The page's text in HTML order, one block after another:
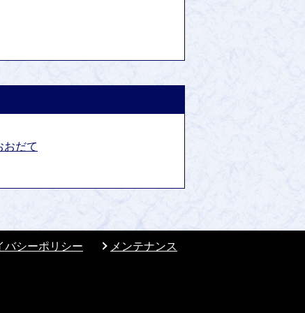
おだて
バシーポリシー
メンテナンス